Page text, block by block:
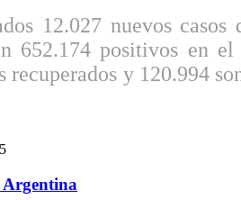
12.027 nuevos
652.174 positivos en
recuperados y 120.994
Argentina